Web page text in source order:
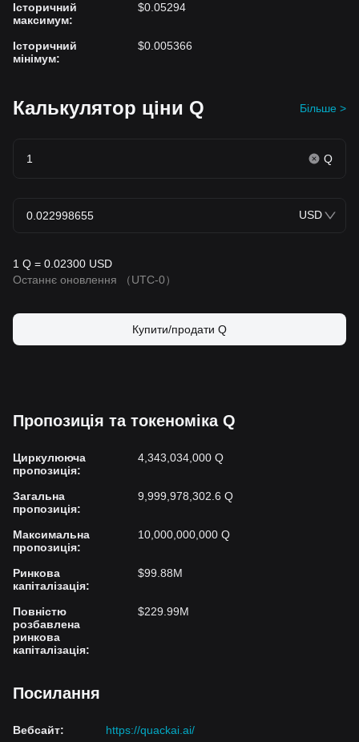
Історичний
максимум:
$0.05294
Історичний
мінімум:
$0.005366
Калькулятор ціни Q Більше >
Q
USD
1 Q = 0.02300 USD
Останнє оновлення
（UTC-0）
Купити/продати Q
Пропозиція та токеноміка Q
Циркулююча
пропозиція:
4,343,034,000 Q
Загальна
пропозиція:
9,999,978,302.6 Q
Максимальна
пропозиція:
10,000,000,000 Q
Ринкова
капіталізація:
$99.88M
Повністю
розбавлена
ринкова
капіталізація:
$229.99M
Посилання
Вебсайт:
https://quackai.ai/